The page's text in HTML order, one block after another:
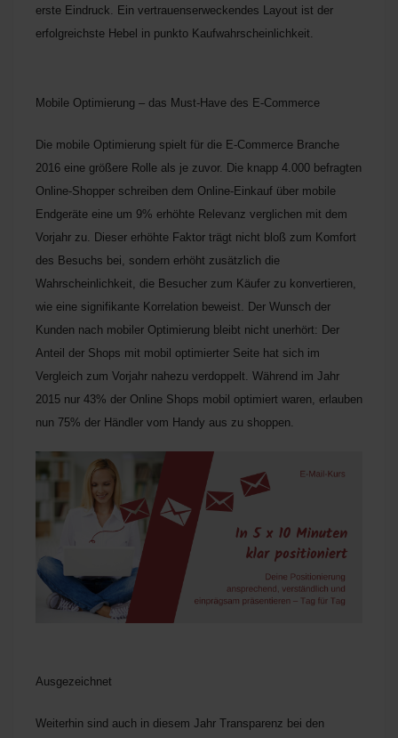
erste Eindruck. Ein vertrauenserweckendes Layout ist der
erfolgreichste Hebel in punkto Kaufwahrscheinlichkeit.
Mobile Optimierung – das Must-Have des E-Commerce
Die mobile Optimierung spielt für die E-Commerce Branche
2016 eine größere Rolle als je zuvor. Die knapp 4.000 befragten
Online-Shopper schreiben dem Online-Einkauf über mobile
Endgeräte eine um 9% erhöhte Relevanz verglichen mit dem
Vorjahr zu. Dieser erhöhte Faktor trägt nicht bloß zum Komfort
des Besuchs bei, sondern erhöht zusätzlich die
Wahrscheinlichkeit, die Besucher zum Käufer zu konvertieren,
wie eine signifikante Korrelation beweist. Der Wunsch der
Kunden nach mobiler Optimierung bleibt nicht unerhört: Der
Anteil der Shops mit mobil optimierter Seite hat sich im
Vergleich zum Vorjahr nahezu verdoppelt. Während im Jahr
2015 nur 43% der Online Shops mobil optimiert waren, erlauben
nun 75% der Händler vom Handy aus zu shoppen.
Ausgezeichnet
Weiterhin sind auch in diesem Jahr Transparenz bei den